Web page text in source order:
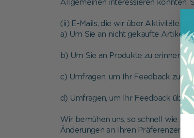
Allgemeinen interessieren könnten.
(ii) E-Mails, die wir über Aktivitäten
a) Um Sie an nicht gekaufte Artikel
b) Um Sie an Produkte zu erinnern,
c) Umfragen, um Ihr Feedback zu
d) Umfragen, um Ihr Feedback über
Wir bemühen uns, so schnell wie
Änderungen an Ihren Präferenzen